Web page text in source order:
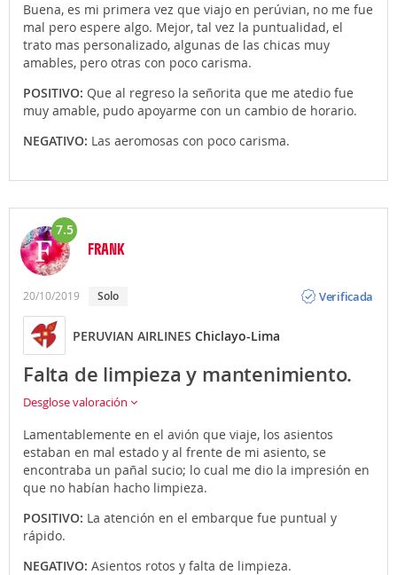
Buena, es mi primera vez que viajo en perúvian, no me fue
mal pero espere algo. Mejor, tal vez la puntualidad, el
trato mas personalizado, algunas de las chicas muy
amables, pero otras con poco carisma.
POSITIVO: Que al regreso la señorita que me atedio fue
muy amable, pudo apoyarme con un cambio de horario.
NEGATIVO: Las aeromosas con poco carisma.
7.5
FRANK
20/10/2019 Solo
Verificada
PERUVIAN AIRLINES Chiclayo-Lima
Falta de limpieza y mantenimiento.
Desglose valoración
Lamentablemente en el avión que viaje, los asientos
estaban en mal estado y al frente de mi asiento, se
encontraba un pañal sucio; lo cual me dio la impresión en
que no habían hacho limpieza.
POSITIVO: La atención en el embarque fue puntual y
rápido.
NEGATIVO: Asientos rotos y falta de limpieza.